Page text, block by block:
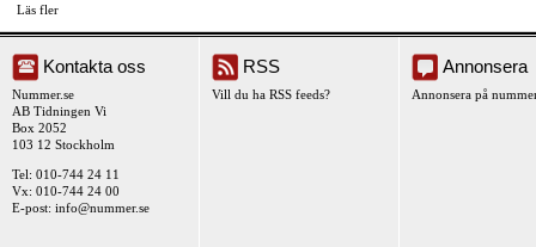
Läs fler
Kontakta oss
Nummer.se
AB Tidningen Vi
Box 2052
103 12 Stockholm
Tel: 010-744 24 11
Vx: 010-744 24 00
E-post: info@nummer.se
RSS
Vill du ha RSS feeds?
Annonsera
Annonsera på